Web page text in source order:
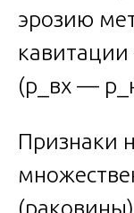
эрозию
кавитации
(p_вх —
Признаки